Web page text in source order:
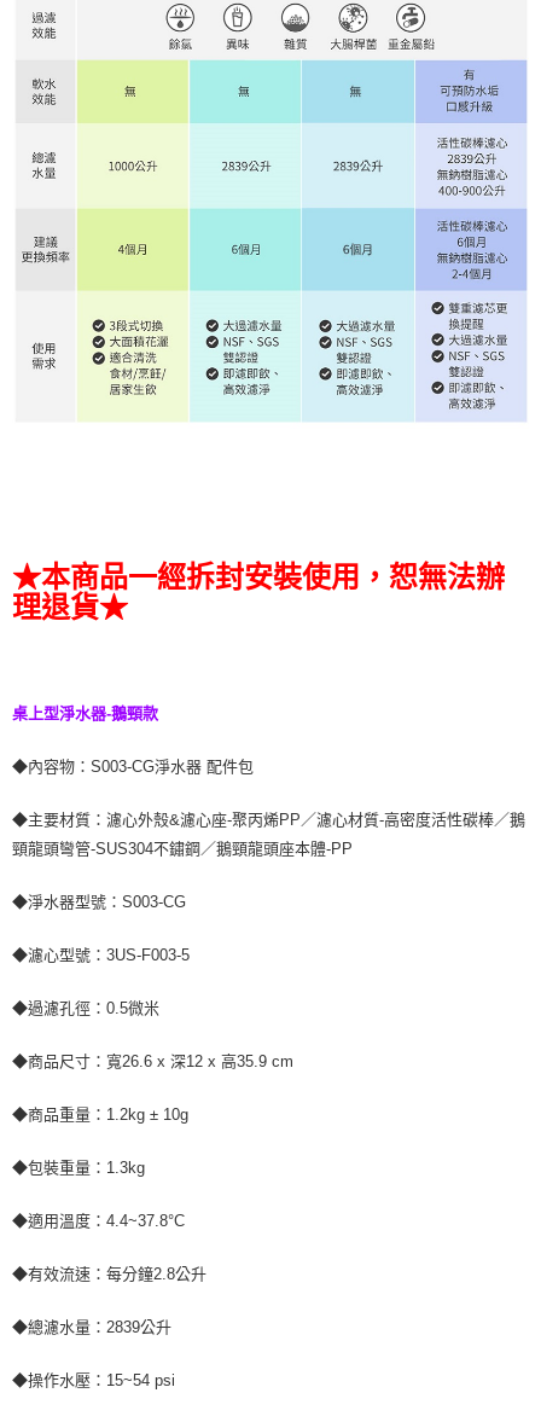
★本商品一經拆封安裝使用，恕無法辦
理退貨★
桌上型淨水器-鵝頸款
◆內容物：S003-CG淨水器 配件包
◆主要材質：濾心外殼&濾心座-聚丙烯PP／濾心材質-高密度活性碳棒／鵝
頸龍頭彎管-SUS304不鏽鋼／鵝頸龍頭座本體-PP
◆淨水器型號：S003-CG
◆濾心型號：3US-F003-5
◆過濾孔徑：0.5微米
◆商品尺寸：寬26.6 x 深12 x 高35.9 cm
◆商品重量：1.2kg ± 10g
◆包裝重量：1.3kg
◆適用溫度：4.4~37.8°C
◆有效流速：每分鐘2.8公升
◆總濾水量：2839公升
◆操作水壓：15~54 psi